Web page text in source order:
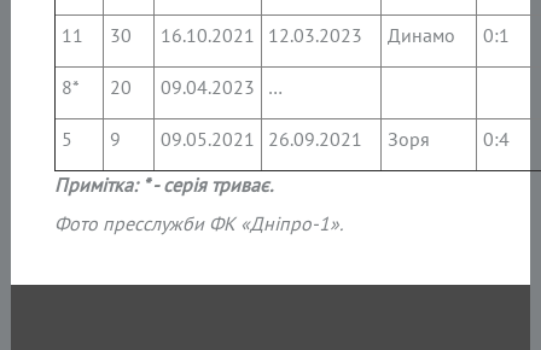
11 30 16.10.2021 12.03.2023 Динамо 0:1
8* 20 09.04.2023 …
5 9 09.05.2021 26.09.2021 Зоря
0:4
Примітка: * - серія триває.
Фото пресслужби ФК «Дніпро-1».